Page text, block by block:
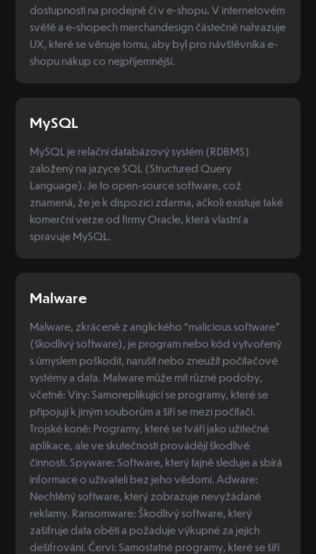
dostupnosti na prodejně či v e-shopu. V internetovém
světě a e-shopech merchandesign částečně nahrazuje
UX, které se věnuje tomu, aby byl pro návštěvníka e-
shopu nákup co nejpříjemnější.
MySQL
MySQL je relační databázový systém (RDBMS)
založený na jazyce SQL (Structured Query
Language). Je to open-source software, což
znamená, že je k dispozici zdarma, ačkoli existuje také
komerční verze od firmy Oracle, která vlastní a
spravuje MySQL.
Malware
Malware, zkráceně z anglického “malicious software”
(škodlivý software), je program nebo kód vytvořený
s úmyslem poškodit, narušit nebo zneužít počítačové
systémy a data. Malware může mít různé podoby,
včetně: Viry: Samoreplikující se programy, které se
připojují k jiným souborům a šíří se mezi počítači.
Trojské koně: Programy, které se tváří jako užitečné
aplikace, ale ve skutečnosti provádějí škodlivé
činnosti. Spyware: Software, který tajně sleduje a sbírá
informace o uživateli bez jeho vědomí. Adware:
Nechtěný software, který zobrazuje nevyžádané
reklamy. Ransomware: Škodlivý software, který
zašifruje data oběti a požaduje výkupné za jejich
dešifrování. Červi: Samostatné programy, které se šíří